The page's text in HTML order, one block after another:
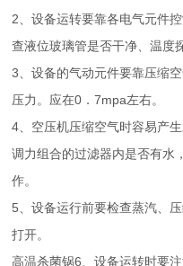
2、设备运转要靠各电气元件
查液位玻璃管是否干净、温度
3、设备的气动元件要靠压缩
压力。应在0．7mpa左右。
4、空压机压缩空气时容易产
调力组合的过滤器内是否有水
作。
5、设备运行前要检查蒸汽、
打开。
高温杀菌锅6、设备运转时要